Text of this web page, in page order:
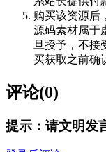
购买该资源后
源码素材属于
旦授予，不接
买获取之前确
评论(0)
提示：请文明发